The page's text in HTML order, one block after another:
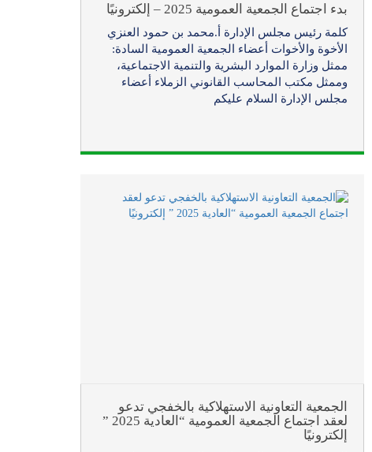
بدء اجتماع الجمعية العمومية 2025 – إلكترونيًا
كلمة رئيس مجلس الإدارة أ.محمد بن حمود العنزي
الأخوة والأخوات أعضاء الجمعية العمومية السادة:
ممثل وزارة الموارد البشرية والتنمية الاجتماعية،
وممثل مكتب المحاسب القانوني الزملاء أعضاء
مجلس الإدارة السلام عليكم
الجمعية التعاونية الاستهلاكية بالخفجي تدعو
لعقد اجتماع الجمعية العمومية “العادية 2025 ”
إلكترونيًا